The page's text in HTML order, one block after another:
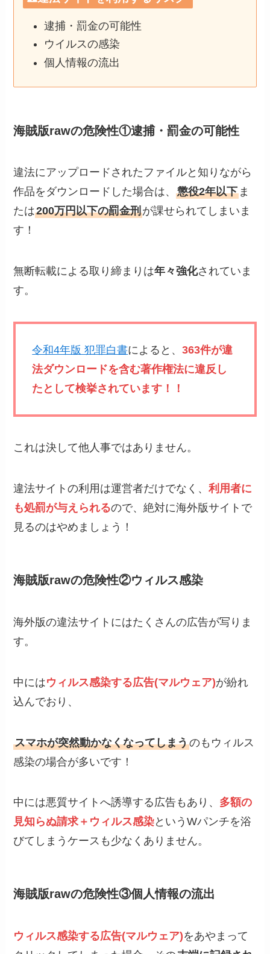
逮捕・罰金の可能性
ウイルスの感染
個人情報の流出
海賊版rawの危険性①逮捕・罰金の可能性
違法にアップロードされたファイルと知りながら
作品をダウンロードした場合は、懲役2年以下 ま
たは200万円以下の罰金刑が課せられてしまいま
す！
無断転載による取り締まりは年々強化されていま
す。
令和4年版 犯罪白書によると、363件が違
法ダウンロードを含む著作権法に違反し
たとして検挙されています！！
これは決して他人事ではありません。
違法サイトの利用は運営者だけでなく、利用者に
も処罰が与えられるので、絶対に海外版サイトで
見るのはやめましょう！
海賊版rawの危険性②ウィルス感染
海外版の違法サイトにはたくさんの広告が写りま
す。
中にはウィルス感染する広告(マルウェア)が紛れ
込んでおり、
スマホが突然動かなくなってしまうのもウィルス
感染の場合が多いです！
中には悪質サイトへ誘導する広告もあり、 多額の
見知らぬ請求＋ウィルス感染というWパンチを浴
びてしまうケースも少なくありません。
海賊版rawの危険性③個人情報の流出
ウィルス感染する広告(マルウェア)をあやまって